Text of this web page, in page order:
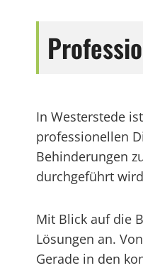
In Westerstede
professionellen
Behinderungen
durchgeführt
Mit Blick auf die
Lösungen an.
Gerade in den